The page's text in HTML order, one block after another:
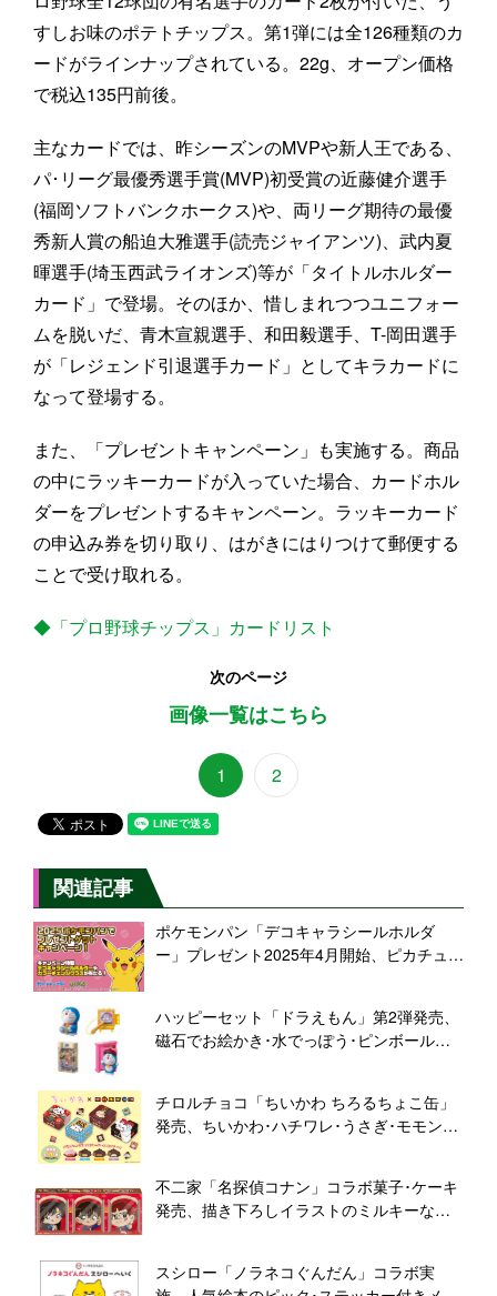
すしお味のポテトチップス。第1弾には全126種類のカ
ードがラインナップされている。22g、オープン価格
で税込135円前後。
主なカードでは、昨シーズンのMVPや新人王である、
パ･リーグ最優秀選手賞(MVP)初受賞の近藤健介選手
(福岡ソフトバンクホークス)や、両リーグ期待の最優
秀新人賞の船迫大雅選手(読売ジャイアンツ)、武内夏
暉選手(埼玉西武ライオンズ)等が「タイトルホルダー
カード」で登場。そのほか、惜しまれつつユニフォー
ムを脱いだ、青木宣親選手、和田毅選手、T-岡田選手
が「レジェンド引退選手カード」としてキラカードに
なって登場する。
また、「プレゼントキャンペーン」も実施する。商品
の中にラッキーカードが入っていた場合、カードホル
ダーをプレゼントするキャンペーン。ラッキーカード
の申込み券を切り取り、はがきにはりつけて郵便する
ことで受け取れる。
◆「プロ野球チップス」カードリスト
次のページ
画像一覧はこちら
1 2
関連記事
ポケモンパン「デコキャラシールホルダ
ー」プレゼント2025年4月開始、ピカチュ
屋製パン
ハッピーセット「ドラえもん」第2弾発売、
磁石でお絵かき･水でっぽう･ピンボールな
チロルチョコ「ちいかわ ちろるちょこ缶」
発売、ちいかわ･ハチワレ･うさぎ･モモンガ
不二家「名探偵コナン」コラボ菓子･ケーキ
発売、描き下ろしイラストのミルキーなど
スシロー「ノラネコぐんだん」コラボ実